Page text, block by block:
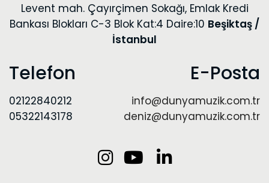
Levent mah. Çayırçimen Sokağı, Emlak Kredi
Bankası Blokları C-3 Blok Kat:4 Daire:10 Beşiktaş /
İstanbul
Telefon
02122840212
05322143178
E-Posta
info@dunyamuzik.com.tr
deniz@dunyamuzik.com.tr